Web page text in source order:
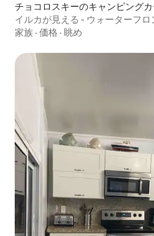
チョコロスキーのキャンピング
イルカが見える - ウォーターフロ
リップ
家族 · 価格 · 眺め